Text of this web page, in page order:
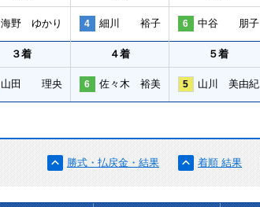
海野 ゆかり 4 細川 裕子 6 中谷 朋子
３着 ４着 ５着
山田 理央 6 佐々木 裕美 5 山川 美由紀
勝式・払戻金・結果 着順 結果